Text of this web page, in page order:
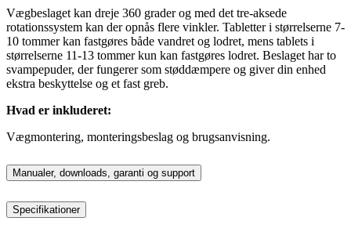
Vægbeslaget kan dreje 360 grader og med det tre-aksede
rotationssystem kan der opnås flere vinkler. Tabletter i størrelserne 7-
10 tommer kan fastgøres både vandret og lodret, mens tablets i
størrelserne 11-13 tommer kun kan fastgøres lodret. Beslaget har to
svampepuder, der fungerer som støddæmpere og giver din enhed
ekstra beskyttelse og et fast greb.
Hvad er inkluderet:
Vægmontering, monteringsbeslag og brugsanvisning.
Manualer, downloads, garanti og support
Specifikationer